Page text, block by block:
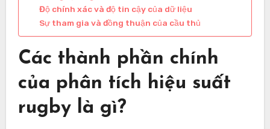
Độ chính xác và độ tin cậy của dữ liệu
Sự tham gia và đồng thuận của cầu thủ
Các thành phần chính
của phân tích hiệu suất
rugby là gì?